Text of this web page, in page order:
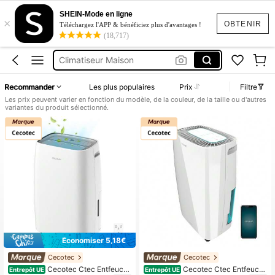
OBTENIR
×
SHEIN-Mode en ligne
Téléchargez l'APP & bénéficiez plus d'avantages !
(18,717)
Climatiseur Chambre
Climatiseur
Climatiseur Mobile
Climatiseur Maison
Climatiseur Chambre
Climatiseur
Recommander Les plus populaires Prix Filtre
Les prix peuvent varier en fonction du modèle, de la couleur, de la taille ou d'autres
variantes du produit sélectionné.
Économiser 5,18€
Cecotec
Entrepôt UE Cecotec Ctec Entfeucht
Cecotec
Entrepôt UE Cecotec Ctec Entfeucht